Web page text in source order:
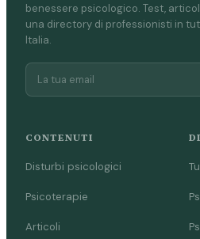
benessere psicologico. Test,
una directory di professionisti in
Italia.
CONTENUTI
Disturbi psicologici
Psicoterapie
Articoli